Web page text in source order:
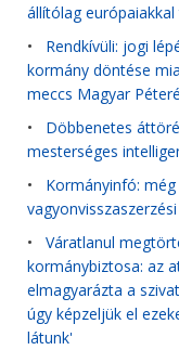
állítólag
• Rendkívüli: jogi
kormány döntése
meccs Magyar
• Döbbenetes
mesterséges
• Kormányinfó:
• Váratlanul
kormánybiztosa: az
elmagyarázta a
úgy képzeljük el
látunk'